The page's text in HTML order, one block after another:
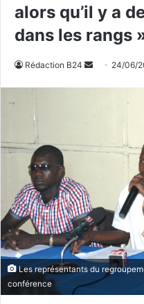
alors qu’il y a
dans les rangs
Rédaction B24
e
o
u
r
r
i
24/06/
Les représentants du
conférence